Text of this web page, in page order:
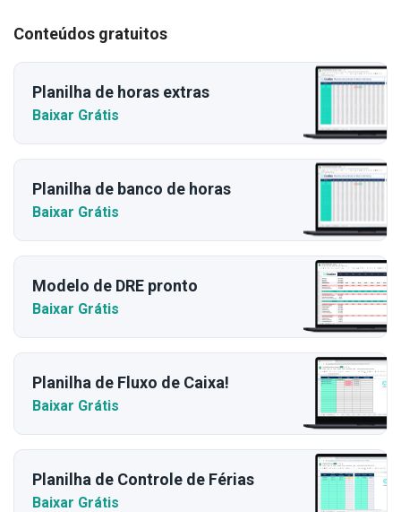
Conteúdos gratuitos
Planilha de horas extras
Baixar Grátis
Planilha de banco de horas
Baixar Grátis
Modelo de DRE pronto
Baixar Grátis
Planilha de Fluxo de Caixa!
Baixar Grátis
Planilha de Controle de Férias
Baixar Grátis